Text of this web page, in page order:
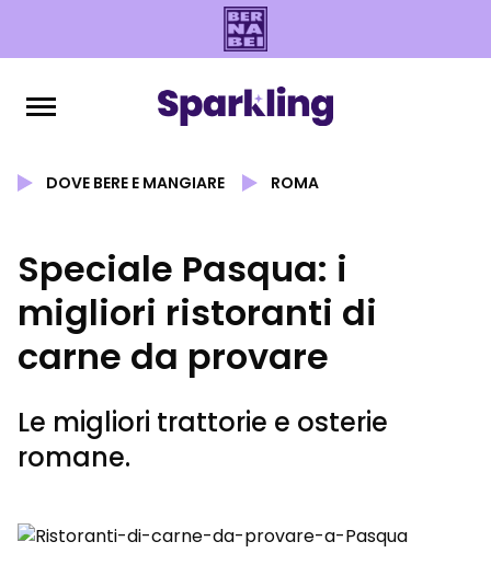
DOVE BERE E MANGIARE ROMA
Speciale Pasqua: i
migliori ristoranti di
carne da provare
Le migliori trattorie e osterie
romane.